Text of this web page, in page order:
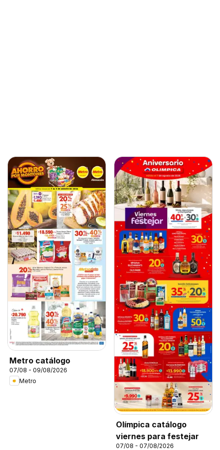
Metro catálogo
07/08 - 09/08/2026
Metro
Olímpica catálogo
viernes para festejar
07/08 - 07/08/2026